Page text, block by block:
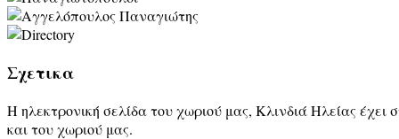
Σχετικα
Η ηλεκτρονική σελίδα του χωριού μας, Κλινδιά Ηλείας
και του χωριού μας.